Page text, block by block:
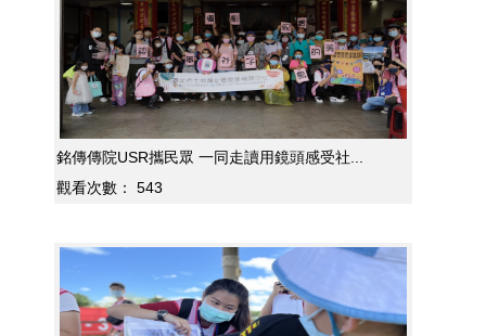
銘傳傳院USR攜民眾 一同走讀用鏡頭感受社...
觀看次數：
543